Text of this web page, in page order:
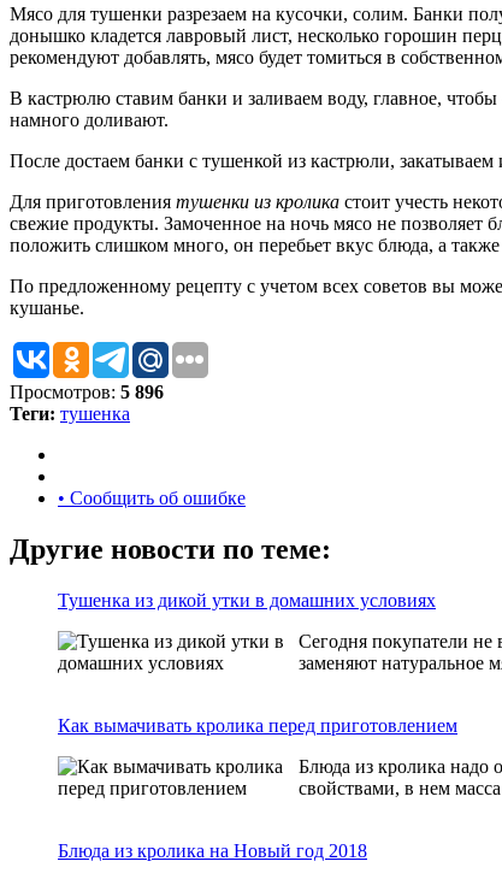
Мясо для тушенки разрезаем на кусочки, солим. Банки
донышко кладется лавровый лист, несколько горошин
рекомендуют добавлять, мясо будет томиться в
В кастрюлю ставим банки и заливаем воду, главное,
намного доливают.
После достаем банки с тушенкой из кастрюли, закатываем
Для приготовления тушенки из кролика стоит учесть
свежие продукты. Замоченное на ночь мясо не позволяет
положить слишком много, он перебьет вкус блюда, а также
По предложенному рецепту с учетом всех советов вы
кушанье.
Просмотров: 5 896
Теги: тушенка
• Сообщить об ошибке
Другие новости по теме:
Тушенка из дикой утки в домашних условиях
Сегодня покупатели не
заменяют натуральное
Как вымачивать кролика перед приготовлением
Блюда из кролика надо
свойствами, в нем
Блюда из кролика на Новый год 2018